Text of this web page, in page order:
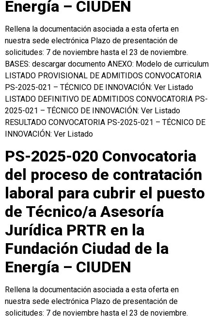
Energía – CIUDEN
Rellena la documentación asociada a esta oferta en
nuestra sede electrónica Plazo de presentación de
solicitudes: 7 de noviembre hasta el 23 de noviembre.
BASES: descargar documento ANEXO: Modelo de curriculum
LISTADO PROVISIONAL DE ADMITIDOS CONVOCATORIA
PS-2025-021 – TÉCNICO DE INNOVACIÓN: Ver Listado
LISTADO DEFINITIVO DE ADMITIDOS CONVOCATORIA PS-
2025-021 – TÉCNICO DE INNOVACIÓN: Ver Listado
RESULTADO CONVOCATORIA PS-2025-021 – TÉCNICO DE
INNOVACIÓN: Ver Listado
PS-2025-020 Convocatoria
del proceso de contratación
laboral para cubrir el puesto
de Técnico/a Asesoría
Jurídica PRTR en la
Fundación Ciudad de la
Energía – CIUDEN
Rellena la documentación asociada a esta oferta en
nuestra sede electrónica Plazo de presentación de
solicitudes: 7 de noviembre hasta el 23 de noviembre.